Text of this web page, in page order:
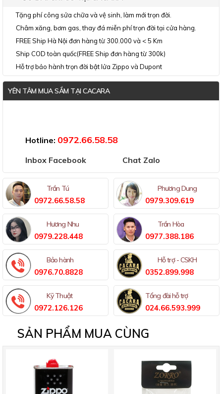
Tặng phí công sửa chữa và vệ sinh, làm mới trọn đời.
Châm xăng, bơm gas, thay đá miễn phí trọn đời tại cửa hàng.
FREE Ship Hà Nội đơn hàng từ 300.000 và < 5 Km
Ship COD toàn quốc(FREE Ship đơn hàng từ 300k)
Hỗ trợ bảo hành trọn đời bật lửa Zippo và Dupont
YÊN TÂM MUA SẮM TẠI CACARA
Hotline: 0972.66.58.58
Inbox Facebook Chat Zalo
Trần Tú
0972.66.58.58
Phương Dung
0979.309.619
Hương Nhu
0979.228.448
Trần Hòa
0977.388.186
Bảo hành
0976.70.8828
Hỗ trợ - CSKH
0352.899.998
Kỹ Thuật
0972.126.126
Tổng đài hỗ trợ
024.66.593.999
SẢN PHẨM MUA CÙNG